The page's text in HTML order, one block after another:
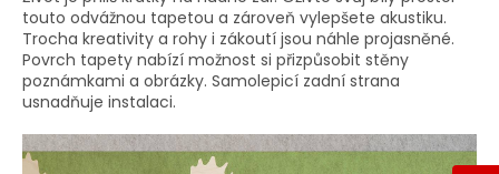
touto odvážnou tapetou a zároveň vylepšete akustiku.
Trocha kreativity a rohy i zákoutí jsou náhle projasněné.
Povrch tapety nabízí možnost si přizpůsobit stěny
poznámkami a obrázky. Samolepicí zadní strana
usnadňuje instalaci.